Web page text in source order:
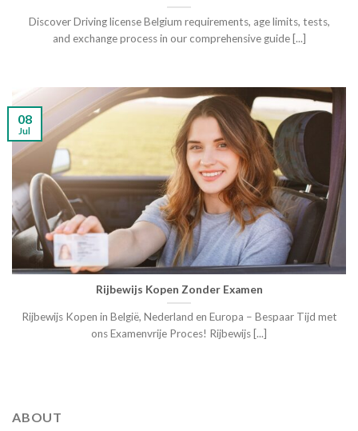
Discover Driving license Belgium requirements, age limits, tests,
and exchange process in our comprehensive guide [...]
Rijbewijs Kopen Zonder Examen
Rijbewijs Kopen in België, Nederland en Europa – Bespaar Tijd met
ons Examenvrije Proces! Rijbewijs [...]
08
Jul
ABOUT